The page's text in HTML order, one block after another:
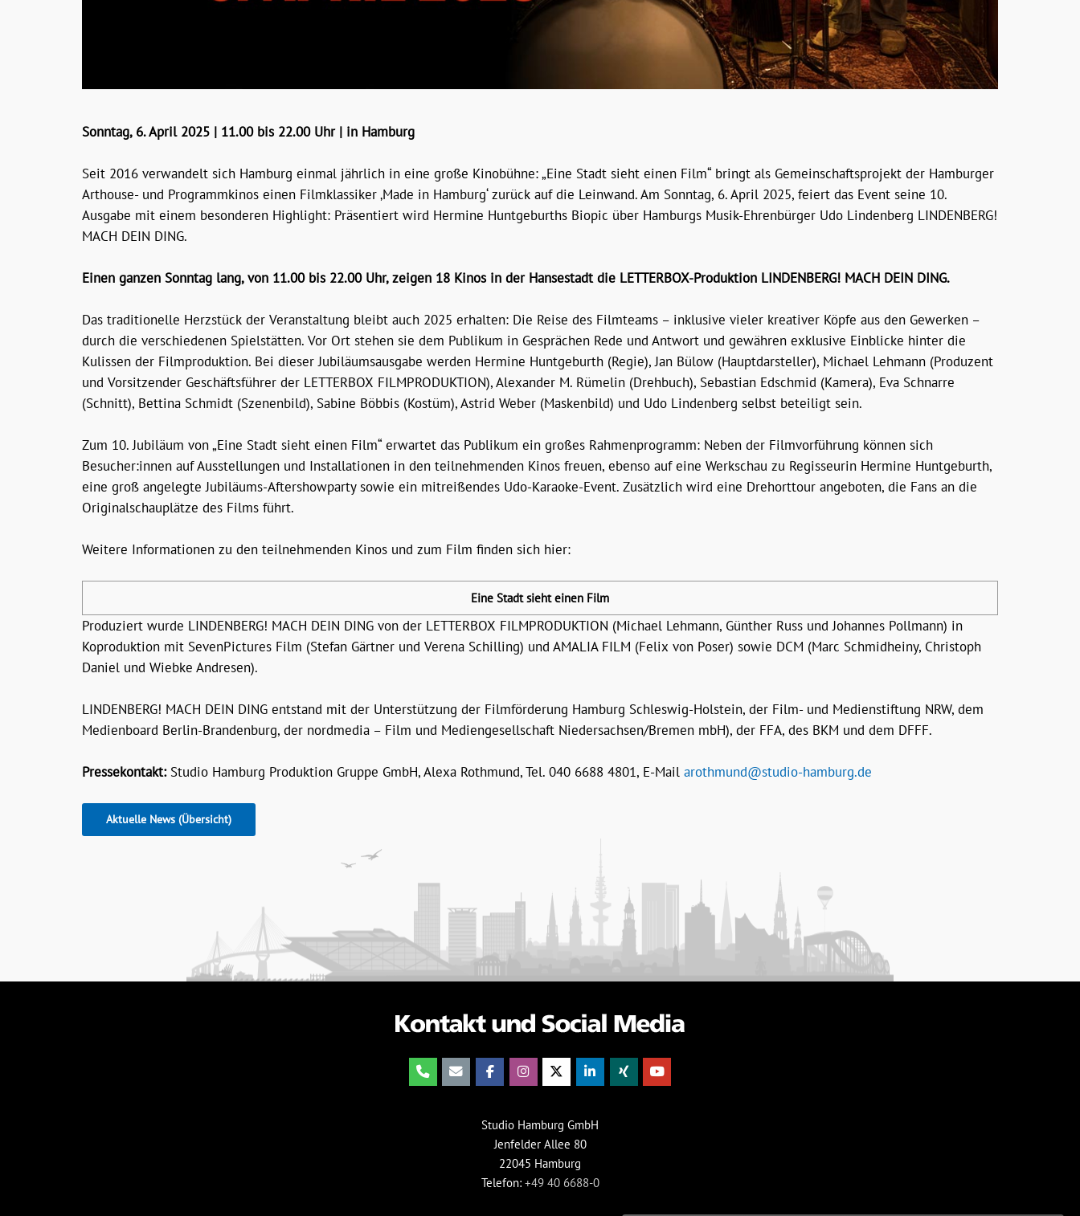
Sonntag, 6. April 2025 | 11.00 bis 22.00 Uhr | in Hamburg
Seit 2016 verwandelt sich Hamburg einmal jährlich in eine große Kinobühne: „Eine Stadt sieht einen Film“ bringt als Gemeinschaftsprojekt der Hamburger
Arthouse- und Programmkinos einen Filmklassiker ‚Made in Hamburg‘ zurück auf die Leinwand. Am Sonntag, 6. April 2025, feiert das Event seine 10.
Ausgabe mit einem besonderen Highlight: Präsentiert wird Hermine Huntgeburths Biopic über Hamburgs Musik-Ehrenbürger Udo Lindenberg LINDENBERG!
MACH DEIN DING.
Einen ganzen Sonntag lang, von 11.00 bis 22.00 Uhr, zeigen 18 Kinos in der Hansestadt die LETTERBOX-Produktion LINDENBERG! MACH DEIN DING.
Das traditionelle Herzstück der Veranstaltung bleibt auch 2025 erhalten: Die Reise des Filmteams – inklusive vieler kreativer Köpfe aus den Gewerken –
durch die verschiedenen Spielstätten. Vor Ort stehen sie dem Publikum in Gesprächen Rede und Antwort und gewähren exklusive Einblicke hinter die
Kulissen der Filmproduktion. Bei dieser Jubiläumsausgabe werden Hermine Huntgeburth (Regie), Jan Bülow (Hauptdarsteller), Michael Lehmann (Produzent
und Vorsitzender Geschäftsführer der LETTERBOX FILMPRODUKTION), Alexander M. Rümelin (Drehbuch), Sebastian Edschmid (Kamera), Eva Schnarre
(Schnitt), Bettina Schmidt (Szenenbild), Sabine Böbbis (Kostüm), Astrid Weber (Maskenbild) und Udo Lindenberg selbst beteiligt sein.
Zum 10. Jubiläum von „Eine Stadt sieht einen Film“ erwartet das Publikum ein großes Rahmenprogramm: Neben der Filmvorführung können sich
Besucher:innen auf Ausstellungen und Installationen in den teilnehmenden Kinos freuen, ebenso auf eine Werkschau zu Regisseurin Hermine Huntgeburth,
eine groß angelegte Jubiläums-Aftershowparty sowie ein mitreißendes Udo-Karaoke-Event. Zusätzlich wird eine Drehorttour angeboten, die Fans an die
Originalschauplätze des Films führt.
Weitere Informationen zu den teilnehmenden Kinos und zum Film finden sich hier:
Eine Stadt sieht einen Film
Produziert wurde LINDENBERG! MACH DEIN DING von der LETTERBOX FILMPRODUKTION (Michael Lehmann, Günther Russ und Johannes Pollmann) in
Koproduktion mit SevenPictures Film (Stefan Gärtner und Verena Schilling) und AMALIA FILM (Felix von Poser) sowie DCM (Marc Schmidheiny, Christoph
Daniel und Wiebke Andresen).
LINDENBERG! MACH DEIN DING entstand mit der Unterstützung der Filmförderung Hamburg Schleswig-Holstein, der Film- und Medienstiftung NRW, dem
Medienboard Berlin-Brandenburg, der nordmedia – Film und Mediengesellschaft Niedersachsen/Bremen mbH), der FFA, des BKM und dem DFFF.
Pressekontakt:Studio Hamburg Produktion Gruppe GmbH, Alexa Rothmund, Tel. 040 6688 4801, E-Mail arothmund@studio-hamburg.de
Aktuelle News (Übersicht)
Studio Hamburg GmbH
Jenfelder Allee 80
22045 Hamburg
Telefon: +49 40 6688-0